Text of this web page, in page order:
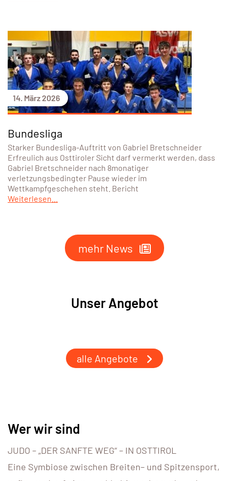
14. März 2026
Bundesliga
Starker Bundesliga-Auftritt von Gabriel Bretschneider
Erfreulich aus Osttiroler Sicht darf vermerkt werden, dass
Gabriel Bretschneider nach 8monatiger
verletzungsbedingter Pause wieder im
Wettkampfgeschehen steht. Bericht
Weiterlesen...
mehr News
Unser Angebot
alle Angebote
Wer wir sind
JUDO – „DER SANFTE WEG“– IN OSTTIROL
Eine Symbiose zwischen Breiten– und Spitzensport,